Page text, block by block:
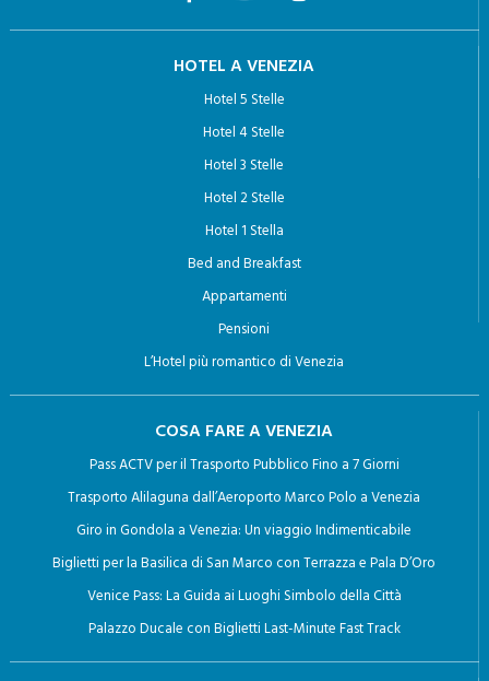
HOTEL A VENEZIA
Hotel 5 Stelle
Hotel 4 Stelle
Hotel 3 Stelle
Hotel 2 Stelle
Hotel 1 Stella
Bed and Breakfast
Appartamenti
Pensioni
L’Hotel più romantico di Venezia
COSA FARE A VENEZIA
Pass ACTV per il Trasporto Pubblico Fino a 7 Giorni
Trasporto Alilaguna dall’Aeroporto Marco Polo a Venezia
Giro in Gondola a Venezia: Un viaggio Indimenticabile
Biglietti per la Basilica di San Marco con Terrazza e Pala D’Oro
Venice Pass: La Guida ai Luoghi Simbolo della Città